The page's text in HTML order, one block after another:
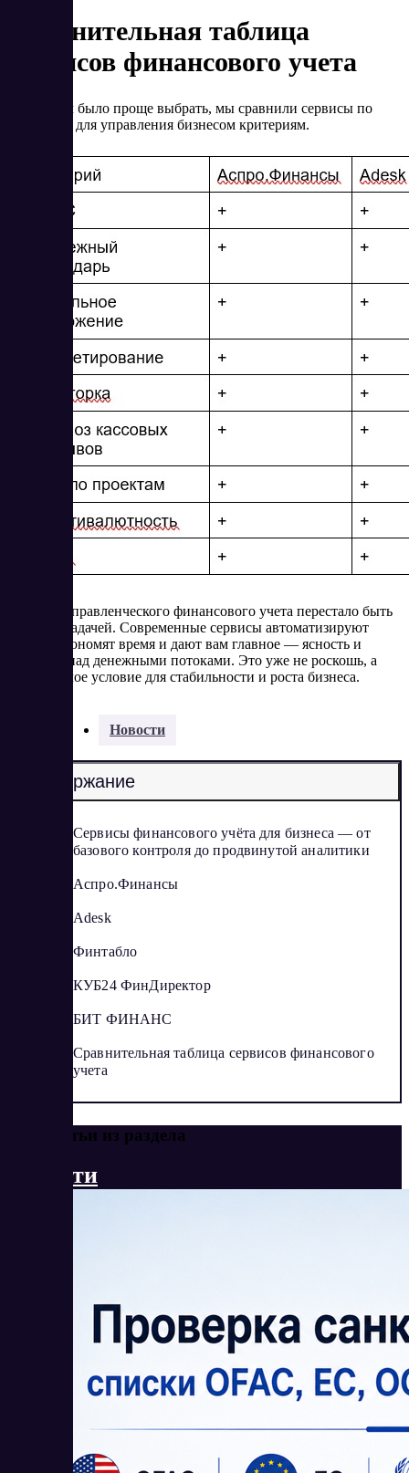
Сравнительная таблица
сервисов финансового учета
Чтобы вам было проще выбрать, мы сравнили сервисы по
ключевым для управления бизнесом критериям.
Ведение управленческого финансового учета перестало быть
сложной задачей. Современные сервисы автоматизируют
рутину, экономят время и дают вам главное — ясность и
контроль над денежными потоками. Это уже не роскошь, а
необходимое условие для стабильности и роста бизнеса.
Новости
Содержание
Сервисы финансового учёта для бизнеса — от
базового контроля до продвинутой аналитики
Аспро.Финансы
Adesk
Финтабло
КУБ24 ФинДиректор
БИТ ФИНАНС
Сравнительная таблица сервисов финансового
учета
Еще статьи из раздела
Новости